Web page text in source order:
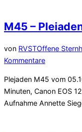
M45 –
von RVSTOffene
Kommentare
Plejaden M45 vom
Minuten, Canon EOS
Aufnahme Annette